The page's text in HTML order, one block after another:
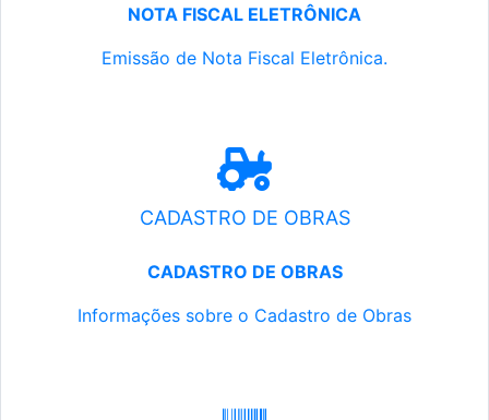
NOTA FISCAL ELETRÔNICA
Emissão de Nota Fiscal Eletrônica.
CADASTRO DE OBRAS
CADASTRO DE OBRAS
Informações sobre o Cadastro de Obras